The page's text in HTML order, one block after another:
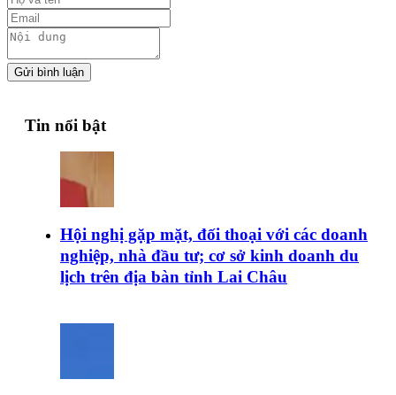
Gửi bình luận
Tin nổi bật
Hội nghị gặp mặt, đối thoại với các doanh
nghiệp, nhà đầu tư; cơ sở kinh doanh du
lịch trên địa bàn tỉnh Lai Châu